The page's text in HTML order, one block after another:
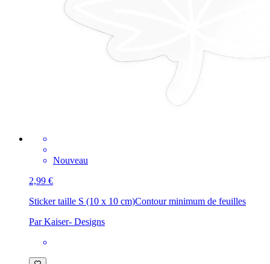
Nouveau
2,99 €
Sticker taille S (10 x 10 cm)Contour minimum de feuilles
Par Kaiser- Designs